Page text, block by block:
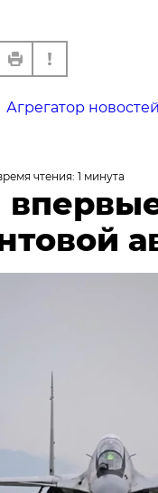
Агрегатор
чтения: 1 минута